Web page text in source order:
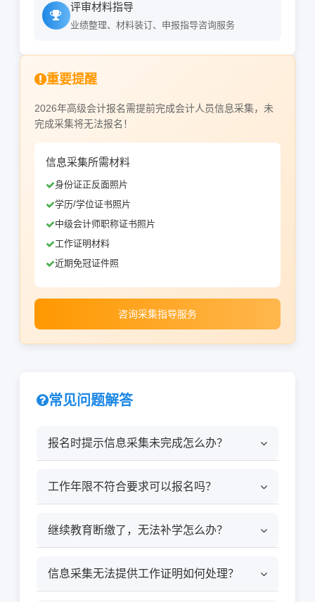
评审材料指导
业绩整理、材料装订、申报指导咨询服务
重要提醒
2026年高级会计报名需提前完成会计人员信息采集，未
完成采集将无法报名！
信息采集所需材料
身份证正反面照片
学历/学位证书照片
中级会计师职称证书照片
工作证明材料
近期免冠证件照
咨询采集指导服务
常见问题解答
报名时提示信息采集未完成怎么办？
工作年限不符合要求可以报名吗？
继续教育断缴了，无法补学怎么办？
信息采集无法提供工作证明如何处理？